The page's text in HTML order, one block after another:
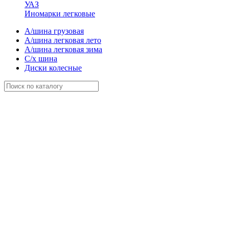
УАЗ
Иномарки легковые
А/шина грузовая
А/шина легковая лето
А/шина легковая зима
С/х шина
Диски колесные